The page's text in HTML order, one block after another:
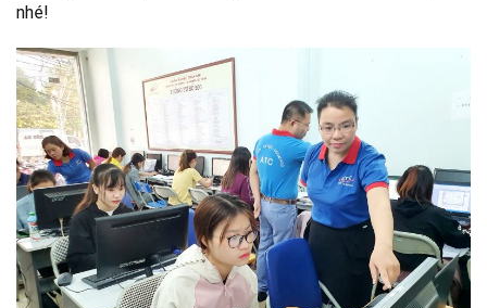
nhé!